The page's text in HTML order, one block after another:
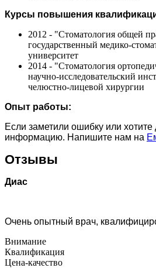
Курсы повышения
2012 - "Стоматология общей
государственный медико-
университет
2014 - "Стоматология
научно-исследовательский
челюстно-лицевой хирургии
Опыт работы:
Если заметили ошибку или хотите
информацию. Напишите нам на
Отзывы
Диас
Очень опытный врач,
Внимание
Квалификация
Цена-качество